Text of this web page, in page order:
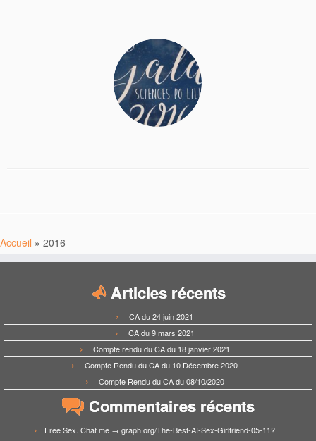
Accueil » 2016
Articles récents
CA du 24 juin 2021
CA du 9 mars 2021
Compte rendu du CA du 18 janvier 2021
Compte Rendu du CA du 10 Décembre 2020
Compte Rendu du CA du 08/10/2020
Commentaires récents
Free Sex. Chat me → graph.org/The-Best-AI-Sex-Girlfriend-05-11?